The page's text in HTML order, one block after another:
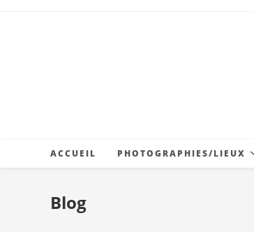
ACCUEIL PHOTOGRAPHIES/LIEUX
Blog